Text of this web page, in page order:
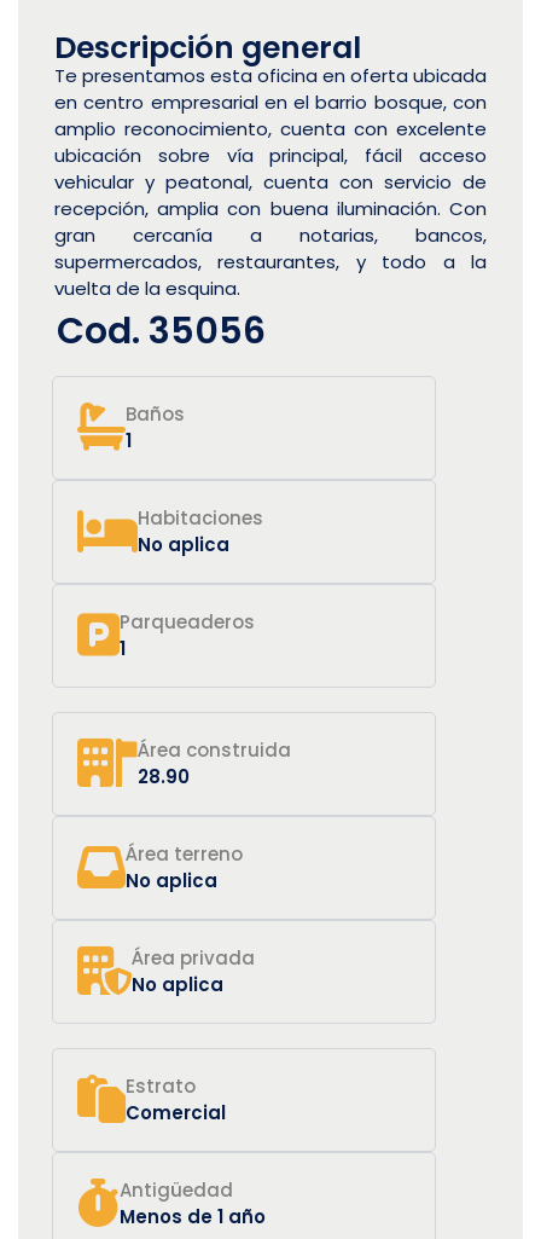
Descripción general
Te presentamos esta oficina en oferta ubicada
en centro empresarial en el barrio bosque, con
amplio reconocimiento, cuenta con excelente
ubicación sobre vía principal, fácil acceso
vehicular y peatonal, cuenta con servicio de
recepción, amplia con buena iluminación. Con
gran cercanía a notarias, bancos,
supermercados, restaurantes, y todo a la
vuelta de la esquina.
Cod. 35056
Baños
1
Habitaciones
No aplica
Parqueaderos
1
Área construida
28.90
Área terreno
No aplica
Área privada
No aplica
Estrato
Comercial
Antigüedad
Menos de 1 año